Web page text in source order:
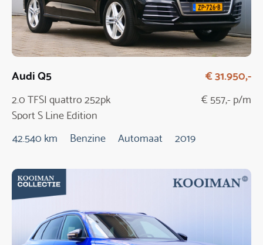
Audi Q5
2.0 TFSI quattro 252pk
Sport S Line Edition
Automaat
€ 31.950,-
€ 557,- p/m
42.540 km Benzine Automaat 2019